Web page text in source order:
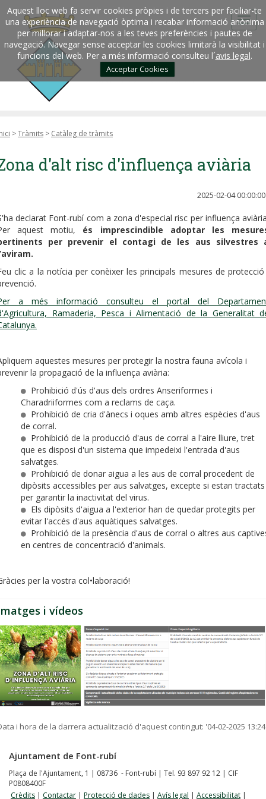
Aquest lloc web fa servir cookies pròpies i de tercers per faciliar-te
una experiència de navegació òptima i recabar informació anònima
per millorar i adaptar-nos a les teves preferències i pautes de
navegació. Navegar sense acceptar les cookies limitarà la visibilitat i
funcions del web. Per a més informació consulteu l´avis legal.
Acceptar Cookies
>Tràmits > Catàleg de tràmits
d'alt risc d'influença aviària
2025-02-04 00:00:00
declarat Font-rubí com a zona d'especial risc per influença
aquest motiu, és imprescindible adoptar les
per prevenir el contagi de les aus silvestres
clic a la notícia per conèixer les principals mesures de
a més informació consulteu el portal del
Ramaderia, Pesca i Alimentació de la Generalitat
aquestes mesures per protegir la nostra fauna avícola i
la propagació de la influença aviària:
Prohibició d'ús d'aus dels ordres Anseriformes i
Charadriiformes com a reclams de caça.
Prohibició de cria d'ànecs i oques amb altres espècies d'aus
de corral.
Prohibició de la producció d'aus de corral a l'aire lliure, tret
que es disposi d'un sistema que impedeixi l'entrada d'aus
salvatges.
Prohibició de donar aigua a les aus de corral procedent de
dipòsits accessibles per aus salvatges, excepte si estan tractats
per garantir la inactivitat del virus.
Els dipòsits d'aigua a l'exterior han de quedar protegits per
evitar l'accés d'aus aquàtiques salvatges.
Prohibició de la presència d'aus de corral o altres aus
en centres de concentració d'animals.
per la vostra col•laboració!
i vídeos
i hora de la darrera actualització d'aquest contingut: '04-02-2025 13:24
Ajuntament de Font-rubí
Plaça de l'Ajuntament, 1 | 08736 - Font-rubí | Tel. 93 897 92 12 | CIF
P0808400F
Crèdits | Contactar | Protecció de dades | Avís legal | Accessibilitat |